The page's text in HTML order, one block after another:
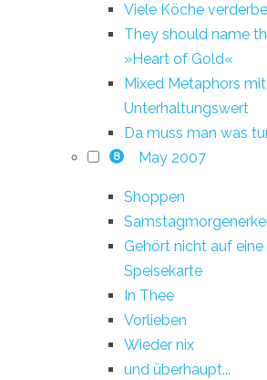
Viele Köche
They should name
»Heart of Gold«
Mixed Metaphors
Unterhaltungswert
Da muss man was
8 May 2007
Shoppen
Gehört nicht auf
Speisekarte
In Thee
Vorlieben
Wieder nix
und überhaupt...